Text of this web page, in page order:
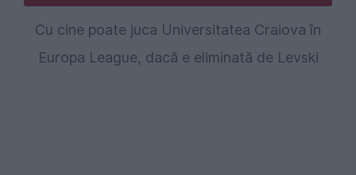
Cu cine poate juca Universitatea Craiova în
Europa League, dacă e eliminată de Levski